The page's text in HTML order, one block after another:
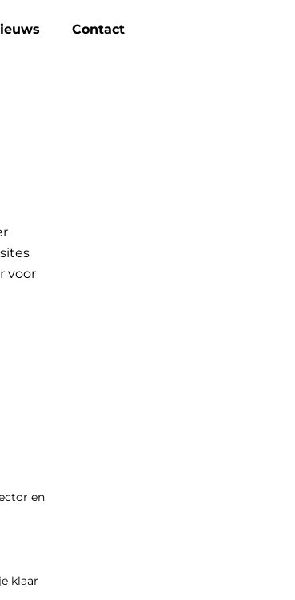
Contact
voor
en
klaar